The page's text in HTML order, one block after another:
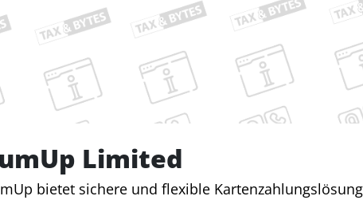
Limited
bietet sichere und flexible